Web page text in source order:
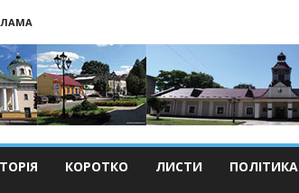
КОРОТКО ЛИСТИ ПОЛІТИКА